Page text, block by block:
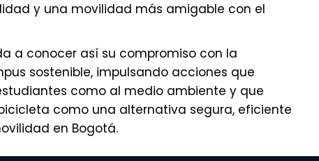
y una movilidad más amigable con el
a conocer así su compromiso con la
sostenible, impulsando acciones que
como al medio ambiente y que
como una alternativa segura, eficiente
en Bogotá.